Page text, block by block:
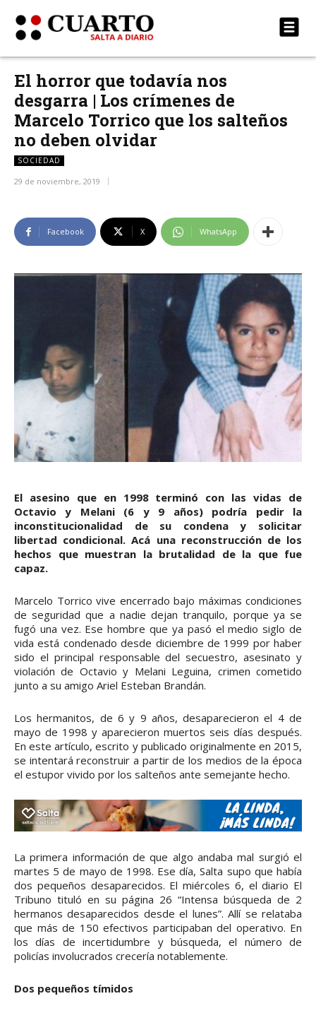
El horror que todavía nos
desgarra | Los crímenes de
Marcelo Torrico que los salteños
no deben olvidar
SOCIEDAD
29 de noviembre, 2019
Facebook X WhatsApp
El asesino que en 1998 terminó con las vidas de
Octavio y Melani (6 y 9 años) podría pedir la
inconstitucionalidad de su condena y solicitar
libertad condicional. Acá una reconstrucción de los
hechos que muestran la brutalidad de la que fue
capaz.
Marcelo Torrico vive encerrado bajo máximas condiciones
de seguridad que a nadie dejan tranquilo, porque ya se
fugó una vez. Ese hombre que ya pasó el medio siglo de
vida está condenado desde diciembre de 1999 por haber
sido el principal responsable del secuestro, asesinato y
violación de Octavio y Melani Leguina, crimen cometido
junto a su amigo Ariel Esteban Brandán.
Los hermanitos, de 6 y 9 años, desaparecieron el 4 de
mayo de 1998 y aparecieron muertos seis días después.
En este artículo, escrito y publicado originalmente en 2015,
se intentará reconstruir a partir de los medios de la época
el estupor vivido por los salteños ante semejante hecho.
La primera información de que algo andaba mal surgió el
martes 5 de mayo de 1998. Ese día, Salta supo que había
dos pequeños desaparecidos. El miércoles 6, el diario El
Tribuno tituló en su página 26 “Intensa búsqueda de 2
hermanos desaparecidos desde el lunes”. Allí se relataba
que más de 150 efectivos participaban del operativo. En
los días de incertidumbre y búsqueda, el número de
policías involucrados crecería notablemente.
Dos pequeños tímidos